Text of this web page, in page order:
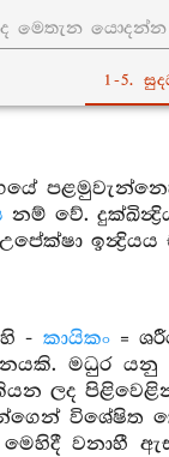
1-5.
නම් වේ.
-කායිකං =
මධුර
ලද
විශේෂිත
මෙහිදී වනාහී